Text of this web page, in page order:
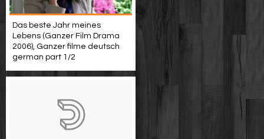
Das beste Jahr meines
Lebens (Ganzer Film Drama
2006), Ganzer filme deutsch
german part 1/2